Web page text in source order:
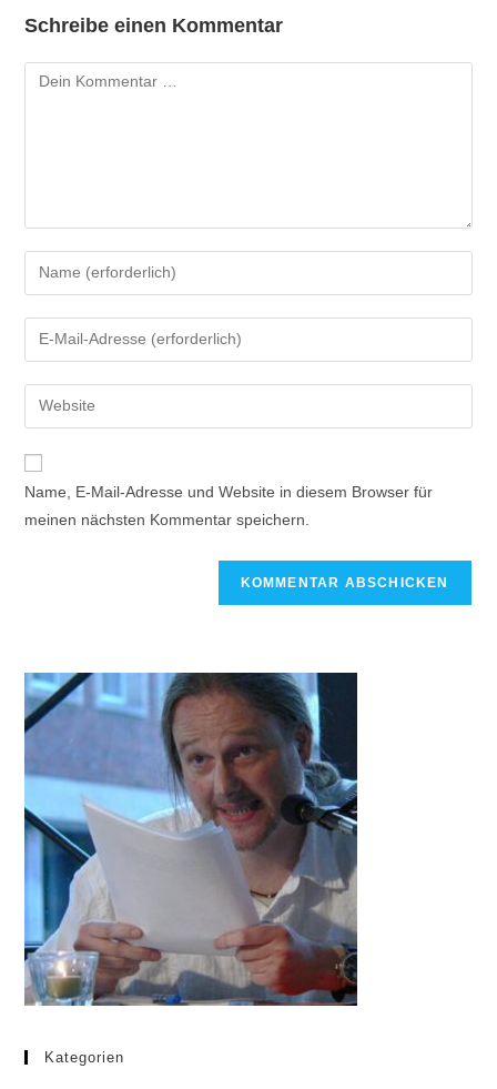
Schreibe einen Kommentar
Name, E-Mail-Adresse und Website in diesem Browser für
meinen nächsten Kommentar speichern.
Kategorien